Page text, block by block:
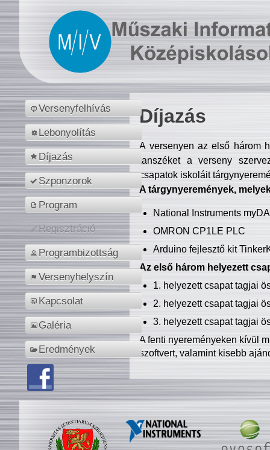
Versenyfelhívás
Lebonyolítás
Díjazás
Szponzorok
Program
Regisztráció
Programbizottság
Versenyhelyszín
Kapcsolat
Galéria
Eredmények
Díjazás
A versenyen az első három
tanszéket a verseny
csapatok iskoláit
A tárgynyeremények,
National Instruments
OMRON CP1LE PLC
Arduino fejlesztő kit
Az első három helyezett
1. helyezett csapat tagjai
2. helyezett csapat tagjai
3. helyezett csapat tagjai
A fenti nyereményeken kívül
szoftvert, valamint kisebb